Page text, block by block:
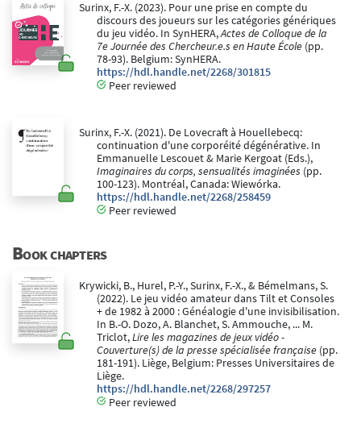
Surinx, F.-X. (2023). Pour une prise en compte du
discours des joueurs sur les catégories génériques
du jeu vidéo. In SynHERA,Actes de Colloque de la
7e Journée des Chercheur.e.s en Haute École (pp.
78-93). Belgium: SynHERA.
https://hdl.handle.net/2268/301815
Peer reviewed
Surinx, F.-X. (2021). De Lovecraft à Houellebecq:
continuation d'une corporéité dégénérative. In
Emmanuelle Lescouet & Marie Kergoat (Eds.),
Imaginaires du corps, sensualités imaginées (pp.
100-123). Montréal, Canada: Wiewórka.
https://hdl.handle.net/2268/258459
Peer reviewed
Book chapters
Krywicki, B., Hurel, P.-Y., Surinx, F.-X., & Bémelmans, S.
(2022). Le jeu vidéo amateur dans Tilt et Consoles
+ de 1982 à 2000 : Généalogie d'une invisibilisation.
In B.-O. Dozo, A. Blanchet, S. Ammouche, ... M.
Triclot,Lire les magazines de jeux vidéo -
Couverture(s) de la presse spécialisée française (pp.
181-191). Liège, Belgium: Presses Universitaires de
Liège.
https://hdl.handle.net/2268/297257
Peer reviewed